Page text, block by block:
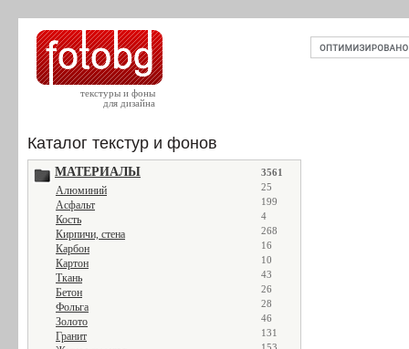
текстуры и фоны
для дизайна
Каталог текстур и фонов
МАТЕРИАЛЫ 3561
Алюминий 25
Асфальт 199
Кость 4
Кирпичи, стена 268
Карбон 16
Картон 10
Ткань 43
Бетон 26
Фольга 28
Золото 46
Гранит 131